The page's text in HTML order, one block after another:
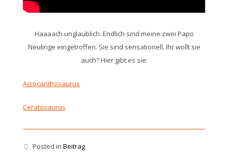
Haaaach unglaublich. Endlich sind meine zwei Papo
Neulinge eingetroffen. Sie sind sensationell. Ihr wollt sie
auch? Hier gibt es sie:
Acrocanthosaurus
Ceratosaurus
Posted in Beitrag